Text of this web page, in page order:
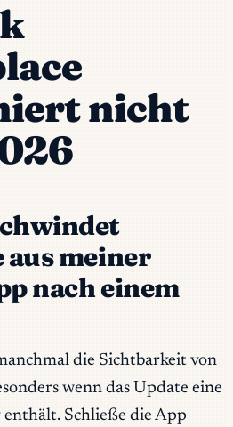
nicht
meiner
nach einem
die Sichtbarkeit von
wenn das Update eine
Schließe die App